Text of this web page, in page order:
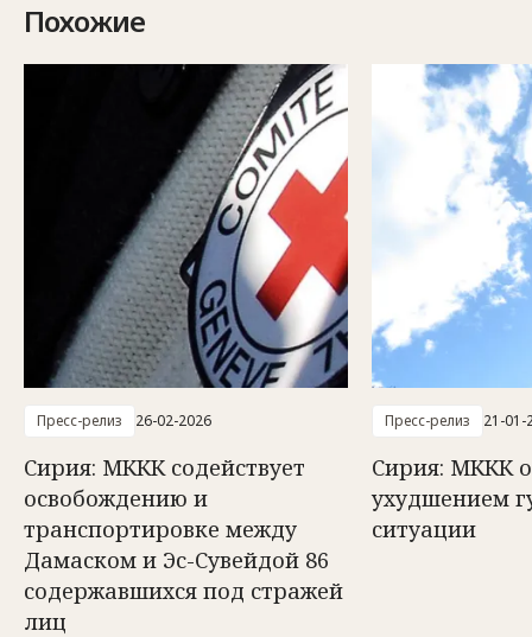
Похожие
Пресс-релиз 26-02-2026
Сирия: МККК содействует
освобождению и
транспортировке между
Дамаском и Эс-Сувейдой 86
содержавшихся под стражей
лиц
Пресс-релиз 21-01-
Сирия: МККК
ухудшением
ситуации